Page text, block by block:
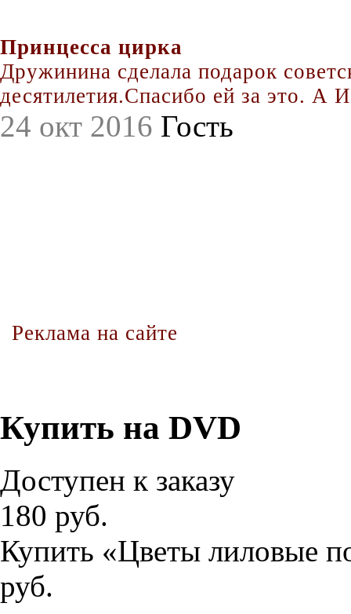
Принцесса цирка
Дружинина сделала подарок
десятилетия.Спасибо ей за это. А
24 окт 2016 Гость
Реклама на сайте
Купить на DVD
Доступен к заказу
180 руб.
Купить «Цветы лиловые
руб.